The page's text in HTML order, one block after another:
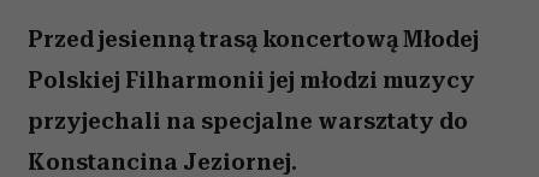
Przed jesienną trasą koncertową Młodej
Polskiej Filharmonii jej młodzi muzycy
przyjechali na specjalne warsztaty do
Konstancina Jeziornej.